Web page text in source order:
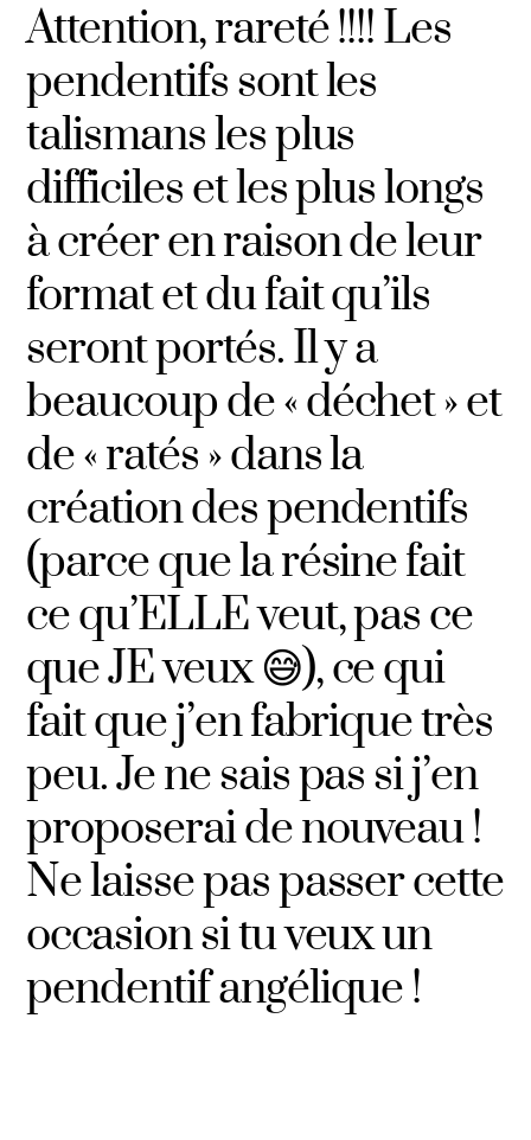
Attention, rareté !!!! Les
pendentifs sont les
talismans les plus
difficiles et les plus longs
à créer en raison de leur
format et du fait qu’ils
seront portés. Il y a
beaucoup de « déchet » et
de « ratés » dans la
création des pendentifs
(parce que la résine fait
ce qu’ELLE veut, pas ce
que JE veux 😅), ce qui
fait que j’en fabrique très
peu. Je ne sais pas si j’en
proposerai de nouveau !
Ne laisse pas passer cette
occasion si tu veux un
pendentif angélique !